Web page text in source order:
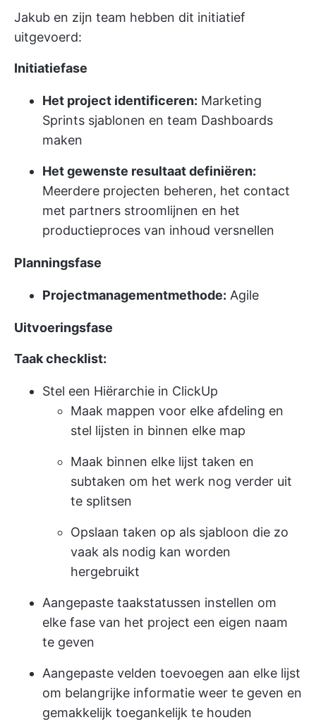
Jakub en zijn team hebben dit initiatief
uitgevoerd:
Initiatiefase
Het project identificeren: Marketing
Sprints sjablonen en team Dashboards
maken
Het gewenste resultaat definiëren:
Meerdere projecten beheren, het contact
met partners stroomlijnen en het
productieproces van inhoud versnellen
Planningsfase
Projectmanagementmethode: Agile
Uitvoeringsfase
Taak checklist:
Stel een Hiërarchie in ClickUp
Maak mappen voor elke afdeling en
stel lijsten in binnen elke map
Maak binnen elke lijst taken en
subtaken om het werk nog verder uit
te splitsen
Opslaan taken op als sjabloon die zo
vaak als nodig kan worden
hergebruikt
Aangepaste taakstatussen instellen om
elke fase van het project een eigen naam
te geven
Aangepaste velden toevoegen aan elke lijst
om belangrijke informatie weer te geven en
gemakkelijk toegankelijk te houden